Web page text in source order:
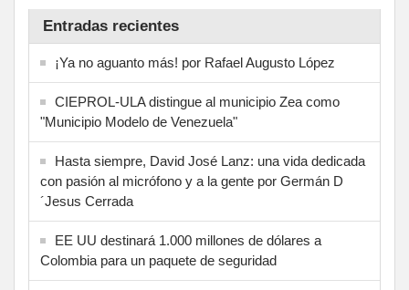
Entradas recientes
¡Ya no aguanto más! por Rafael Augusto López
CIEPROL-ULA distingue al municipio Zea como
"Municipio Modelo de Venezuela"
Hasta siempre, David José Lanz: una vida dedicada
con pasión al micrófono y a la gente por Germán D
´Jesus Cerrada
EE UU destinará 1.000 millones de dólares a
Colombia para un paquete de seguridad